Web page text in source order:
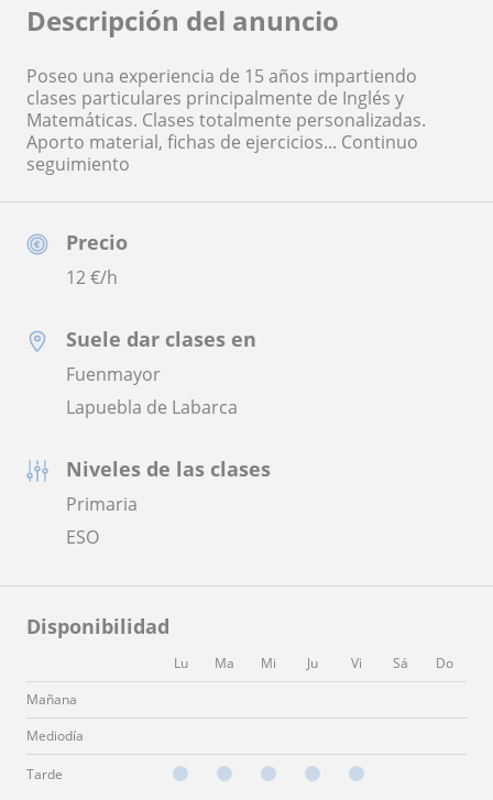
Precio
12€/h
Suele dar clases en
Fuenmayor
Lapuebla de Labarca
Niveles de las clases
Primaria
ESO
Disponibilidad
Lu Ma Mi Ju Vi Sá
Do
Mañana
Mediodía
Tarde
Descripción del anuncio
Poseo una experiencia de 15 años impartiendo
clases particulares principalmente de Inglés y
Matemáticas. Clases totalmente personalizadas.
Aporto material, fichas de ejercicios... Continuo
seguimiento